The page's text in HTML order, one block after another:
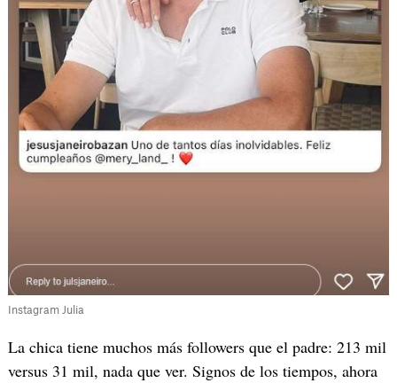
Instagram Julia
La chica tiene muchos más followers que el padre: 213 mil
versus 31 mil, nada que ver. Signos de los tiempos, ahora